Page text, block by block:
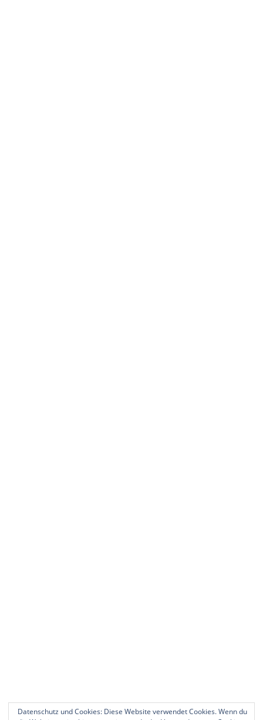
Datenschutz und Cookies: Diese Website verwendet Cookies. Wenn du